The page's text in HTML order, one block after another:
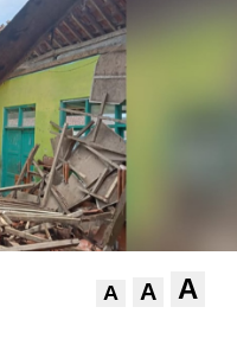
A A A